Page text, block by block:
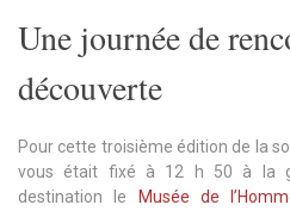
Une journée de
découverte
Pour cette troisième édition de la
vous était fixé à 12 h 50 à la
destination le
Musée de